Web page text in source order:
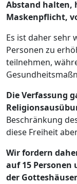
Abstand halten,
Maskenpflicht,
Es ist daher sehr
Personen zu
teilnehmen,
Die Verfassung
Beschränkung
diese Freiheit
Wir fordern
auf 15 Personen
der